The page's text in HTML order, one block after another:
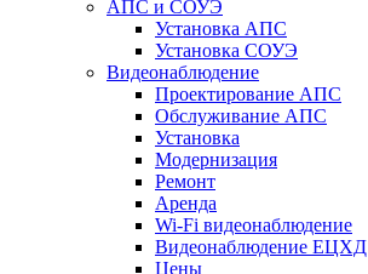
АПС и СОУЭ
Установка АПС
Установка СОУЭ
Видеонаблюдение
Проектирование АПС
Обслуживание АПС
Установка
Модернизация
Ремонт
Аренда
Wi-Fi видеонаблюдение
Видеонаблюдение ЕЦХД
Цены